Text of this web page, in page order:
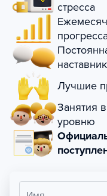
стресса
Лучшие
Занятия
уровню